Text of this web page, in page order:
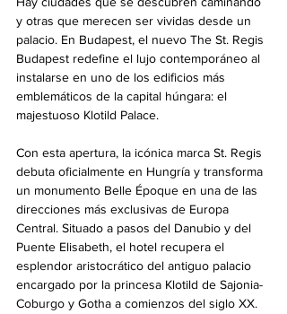
y otras que merecen ser vividas desde un
palacio. En Budapest, el nuevo The St. Regis
Budapest redefine el lujo contemporáneo al
instalarse en uno de los edificios más
emblemáticos de la capital húngara: el
majestuoso Klotild Palace.
Con esta apertura, la icónica marca St. Regis
debuta oficialmente en Hungría y transforma
un monumento Belle Époque en una de las
direcciones más exclusivas de Europa
Central. Situado a pasos del Danubio y del
Puente Elisabeth, el hotel recupera el
esplendor aristocrático del antiguo palacio
encargado por la princesa Klotild de Sajonia-
Coburgo y Gotha a comienzos del siglo XX.